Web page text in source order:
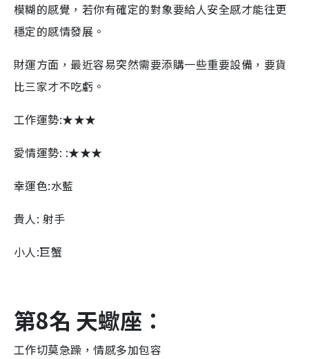
模糊的感覺，若你有確定的對象要給人安全感才能往更
穩定的感情發展。
財運方面，最近容易突然需要添購一些重要設備，要貨
比三家才不吃虧。
工作運勢:★★★
愛情運勢: :★★★
幸運色:水藍
貴人: 射手
小人:巨蟹
第8名 天蠍座：
工作切莫急躁，情感多加包容